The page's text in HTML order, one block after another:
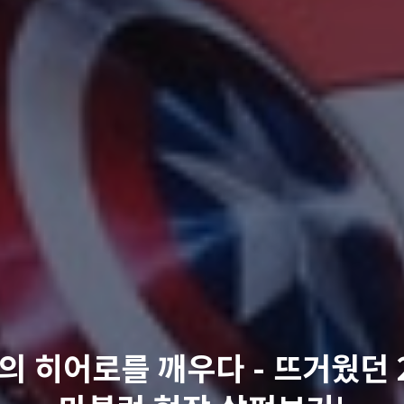
히어로를 깨우다 - 뜨거웠